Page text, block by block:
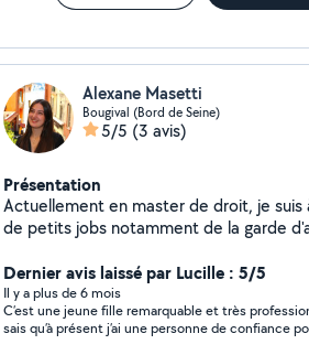
Alexane Masetti
Bougival (Bord de Seine)
5/5 (3 avis)
Présentation
Actuellement en master de droit, je suis
de petits jobs notamment de la garde
personnes qui auraient besoin.
Dernier avis laissé par Lucille : 5/5
Il y a plus de 6 mois
C’est une jeune fille remarquable et très
sais qu’à présent j’ai une personne de confiance